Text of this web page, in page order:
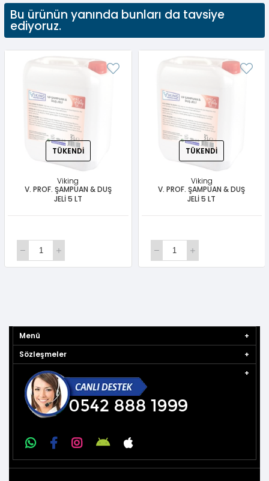
Bu ürünün yanında bunları da tavsiye
ediyoruz.
TÜKENDI
Viking
V. PROF. ŞAMPUAN & DUŞ
JELİ 5 LT
TÜKENDI
Viking
V. PROF. ŞAMPUAN & DUŞ
JELİ 5 LT
Menü
Sözleşmeler